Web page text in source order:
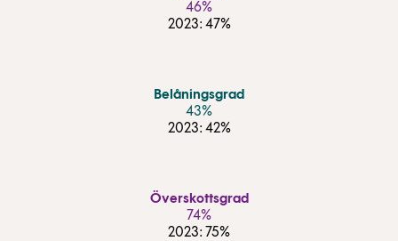
46%
2023: 47%
Belåningsgrad
43%
2023: 42%
Överskottsgrad
74%
2023: 75%